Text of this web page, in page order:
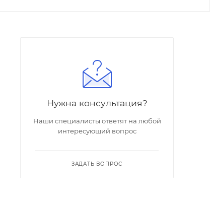
Нужна консультация?
Наши специалисты ответят на любой
интересующий вопрос
ЗАДАТЬ ВОПРОС